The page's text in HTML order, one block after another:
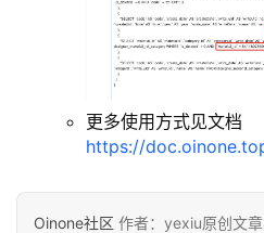
更多使用方式见文档
https://
Oinone社区 作者：yexiu原创文章